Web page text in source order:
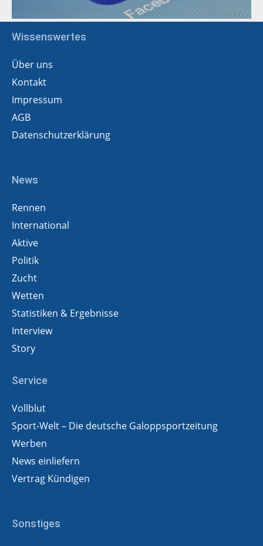
Wissenswertes
Über uns
Kontakt
Impressum
AGB
Datenschutzerklärung
News
Rennen
International
Aktive
Politik
Zucht
Wetten
Statistiken & Ergebnisse
Interview
Story
Service
Vollblut
Sport-Welt – Die deutsche Galoppsportzeitung
Werben
News einliefern
Vertrag Kündigen
Sonstiges